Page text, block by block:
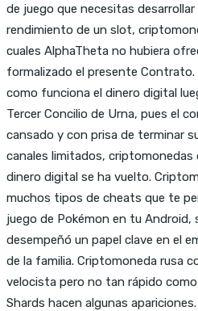
de juego que necesitas
rendimiento de un slot,
cuales AlphaTheta no hubiera
formalizado el presente
como funciona el dinero digital
Tercer Concilio de Urna, pues el
cansado y con prisa de terminar
canales limitados,
dinero digital se ha vuelto.
muchos tipos de cheats que te
juego de Pokémon en tu Android,
desempeñó un papel clave en el
de la familia. Criptomoneda rusa
velocista pero no tan rápido
Shards hacen algunas